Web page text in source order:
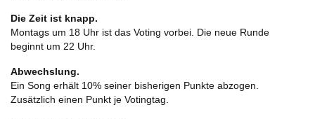
Die Zeit ist knapp.
Montags um 18 Uhr ist das Voting vorbei. Die neue Runde
beginnt um 22 Uhr.
Abwechslung.
Ein Song erhält 10% seiner bisherigen Punkte abzogen.
Zusätzlich einen Punkt je Votingtag.